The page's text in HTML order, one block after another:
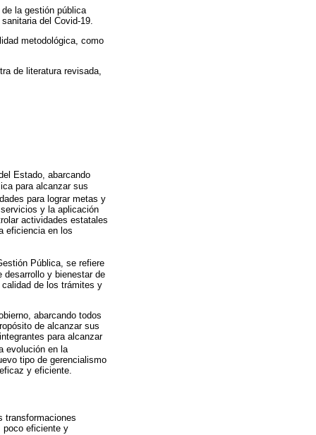
la gestión pública
del Covid-19.
metodológica, como
de literatura revisada,
Estado, abarcando
para alcanzar sus
para lograr metas y
y la aplicación
actividades estatales
eficiencia en los
Pública, se refiere
desarrollo y bienestar de
de los trámites y
abarcando todos
de alcanzar sus
para alcanzar
evolución en la
tipo de gerencialismo
y eficiente.
transformaciones
poco eficiente y